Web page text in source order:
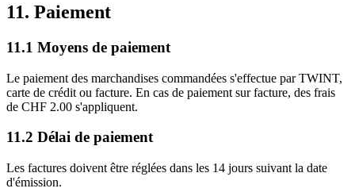
11. Paiement
11.1 Moyens de paiement
Le paiement des marchandises commandées s'effectue par TWINT,
carte de crédit ou facture. En cas de paiement sur facture, des frais
de CHF 2.00 s'appliquent.
11.2 Délai de paiement
Les factures doivent être réglées dans les 14 jours suivant la date
d'émission.